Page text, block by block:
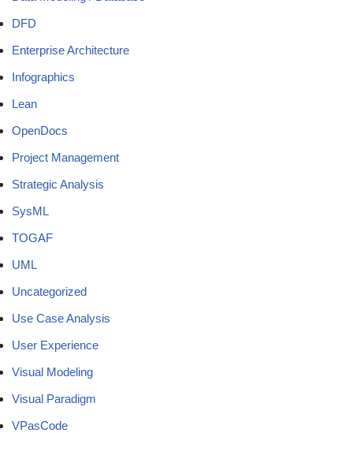
DFD
Enterprise Architecture
Infographics
Lean
OpenDocs
Project Management
Strategic Analysis
SysML
TOGAF
UML
Uncategorized
Use Case Analysis
User Experience
Visual Modeling
Visual Paradigm
VPasCode